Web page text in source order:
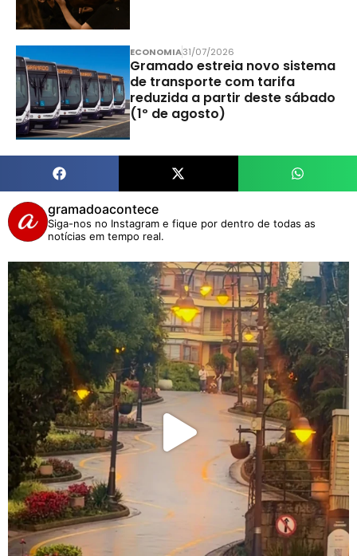
ECONOMIA31/07/2026
Gramado estreia novo sistema
de transporte com tarifa
reduzida a partir deste sábado
(1º de agosto)
gramadoacontece
Siga-nos no Instagram e fique por dentro de todas as
notícias em tempo real.